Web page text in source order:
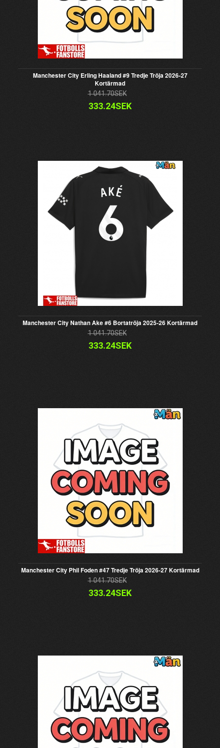
Manchester City Erling Haaland #9 Tredje Tröja 2026-27
Kortärmad
1 041.70SEK
333.24SEK
Manchester City Nathan Ake #6 Bortatröja 2025-26 Kortärmad
1 041.70SEK
333.24SEK
Manchester City Phil Foden #47 Tredje Tröja 2026-27 Kortärmad
1 041.70SEK
333.24SEK